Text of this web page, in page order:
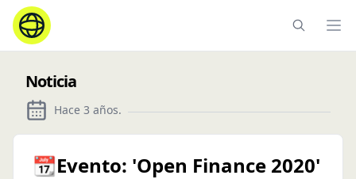
Noticia
Hace 3 años.
📆Evento: 'Open Finance 2020'